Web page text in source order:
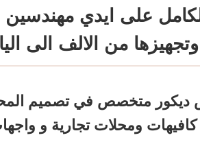
على ايدي
من الالف الى
ومحلات تجارية و